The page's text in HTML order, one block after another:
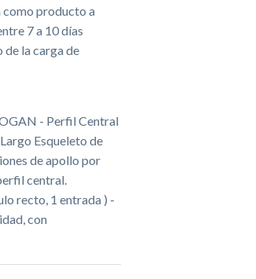
como producto a
7 a 10 días
de la carga de
- Perfil Central
Esqueleto de
de apollo por
central.
recto, 1 entrada ) -
con